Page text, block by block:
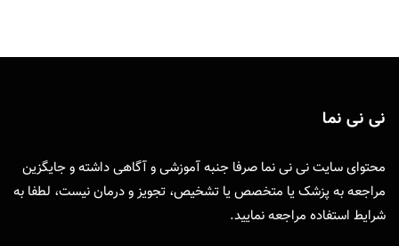
نی نی نما
محتوای سایت نی نی نما صرفا جنبه آموزشی و آگاهی داشته و جایگزین
مراجعه به پزشک یا متخصص یا تشخیص، تجویز و درمان نیست، لطفا به
شرایط استفاده مراجعه نمایید.